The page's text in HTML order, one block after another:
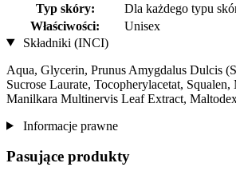
Typ skóry:
Dla każdego typu
Właściwości:
Unisex
Składniki (INCI)
Aqua, Glycerin, Prunus Amygdalus Dulcis
Sucrose Laurate, Tocopherylacetat,
Manilkara Multinervis Leaf Extract,
Informacje prawne
Pasujące produkty